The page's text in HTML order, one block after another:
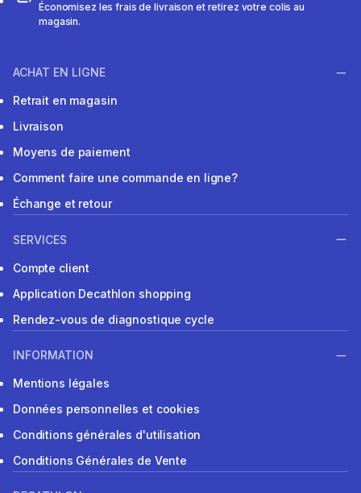
Économisez les frais de livraison et retirez votre colis au
magasin.
ACHAT EN LIGNE
Retrait en magasin
Livraison
Moyens de paiement
Comment faire une commande en ligne?
Échange et retour
SERVICES
Compte client
Application Decathlon shopping
Rendez-vous de diagnostique cycle
INFORMATION
Mentions légales
Données personnelles et cookies
Conditions générales d'utilisation
Conditions Générales de Vente